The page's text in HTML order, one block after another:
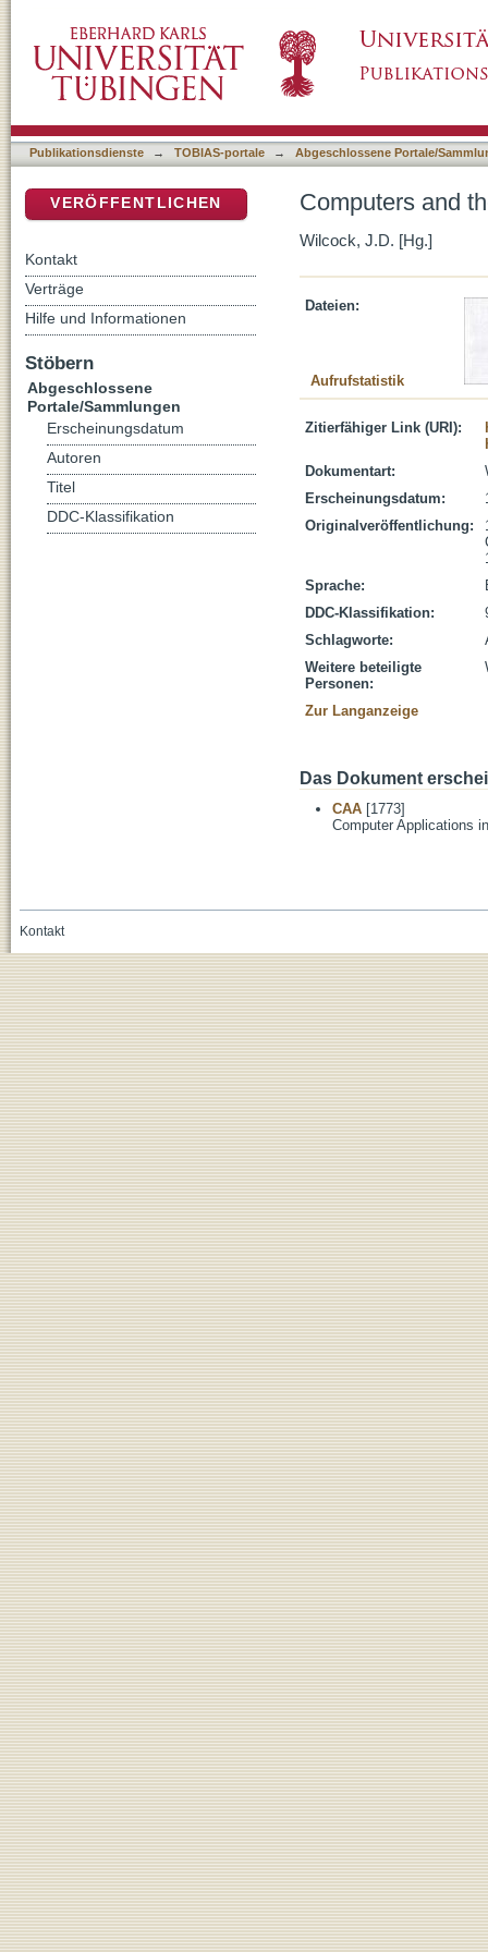
Publikationsdienste → TOBIAS-portale → Abgeschlossene Portale/
Computers and
Wilcock, J.D. [Hg.]
Dateien:
Aufrufstatistik
Zitierfähiger Link (URI):
Dokumentart:
Erscheinungsdatum:
Originalveröffentlichung:
Sprache:
DDC-Klassifikation:
Schlagworte:
Weitere beteiligte
Personen:
Zur Langanzeige
Das Dokument
CAA [1773]
Computer Applications
VERÖFFENTLICHEN
Kontakt
Verträge
Hilfe und Informationen
Stöbern
Abgeschlossene
Portale/Sammlungen
Erscheinungsdatum
Autoren
Titel
DDC-Klassifikation
Kontakt